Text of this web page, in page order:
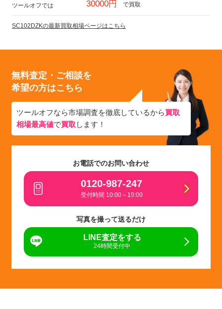
ツールオフでは 30000円 で買取
SC102DZKの最新買取相場ページはこちら
無料査定・ご相談を
希望の方はこちら
ツールオフなら市場調査を徹底しているから買取
相場最高値で買取 します！
お電話でのお問い合わせ
0120-987-247
受付時間 10:00～19:00
写真を撮って送るだけ
LINE査定をする
24時間受付中